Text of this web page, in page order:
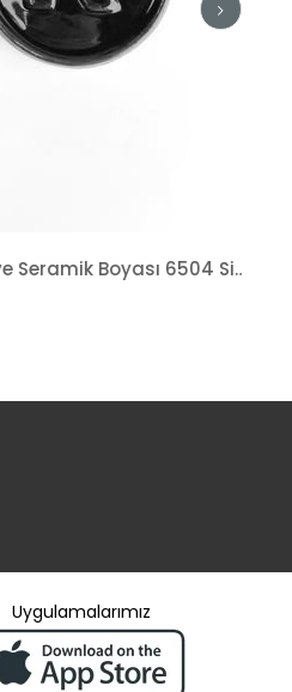
Hazır Çini ve Seramik Boyası 6504 Siyah Tahrir Sırlama Fırçası
Uygulamalarımız